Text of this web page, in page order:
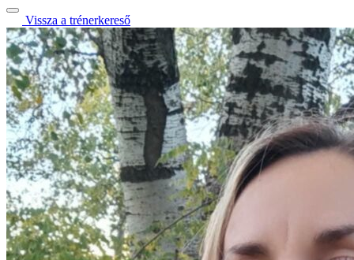
Vissza a trénerkereső